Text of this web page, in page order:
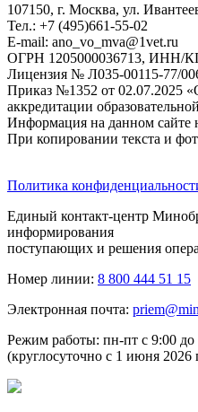
107150, г. Москва, ул.
Тел.: +7 (495)661-55-02
E-mail: ano_vo_mva@1vet.ru
ОГРН 1205000036713, ИНН/
Лицензия № Л035-00115-77/
Приказ №1352 от 02.07.2025
аккредитации
Информация на данном сайте
При копировании текста и
Политика
Единый контакт-центр
информирования
поступающих и решения
Номер линии: 8 800 444 51 15
Электронная почта:
Режим работы: пн-пт с 9:00 до
(круглосуточно с 1 июня 2026